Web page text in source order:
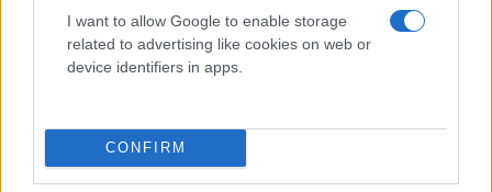
I want to allow Google to enable storage
related to advertising like cookies on web or
device identifiers in apps.
CONFIRM
Βοσνία Ερζεγοβίνη-Μέχρι 16 Σεπτεμβρίου
Αρμενία-Μέχρι 22 Σεπτεμβρίου
Ουκρανία-Μέχρι 22 Σεπτεμβρίου